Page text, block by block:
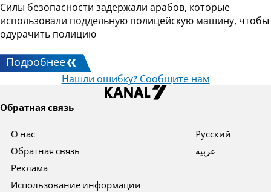
Силы безопасности задержали арабов, которые
использовали поддельную полицейскую машину, чтобы
одурачить полицию
Подробнее
Нашли ошибку? Сообщите нам
Обратная связь
О нас
Обратная связь
Реклама
Использование информации
Pусский
عربية